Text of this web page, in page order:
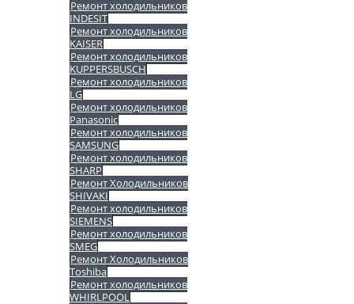
Ремонт холодильников
INDESIT
Ремонт холодильников
KAISER
Ремонт холодильников
KUPPERSBUSCH
Ремонт холодильников
LG
Ремонт холодильников
Panasonic
Ремонт холодильников
SAMSUNG
Ремонт холодильников
SHARP
Ремонт Холодильников
SHIVAKI
Ремонт холодильников
SIEMENS
Ремонт холодильников
SMEG
Ремонт Холодильников
Toshiba
Ремонт холодильников
WHIRLPOOL